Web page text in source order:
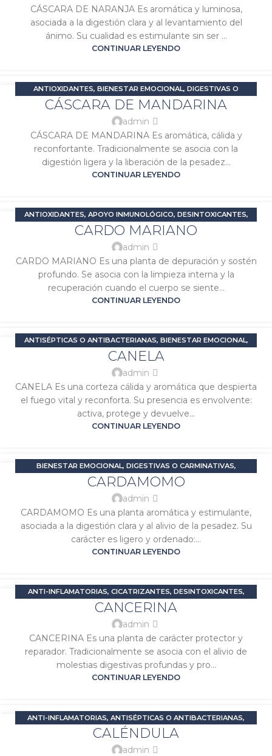
CÁSCARA DE NARANJA Es aromática y luminosa,
asociada a la digestión clara y al levantamiento del
ánimo. Su cualidad es estimulante sin ser ...
CONTINUAR LEYENDO
04 ANTIOXIDANTES, BIENESTAR EMOCIONAL, DIGESTIVAS O
CARMINATIVAS,ESTRÉS Y ANSIEDAD,PROBLEMAS DIGESTIVOS
SIGNATURA MERCURIO
CÁSCARA DE MANDARINA
admin
CÁSCARA DE MANDARINA Es aromática, cálida y
reconfortante. Tradicionalmente se asocia con la
digestión ligera y la liberación de la pesadez...
CONTINUAR LEYENDO
04ANTIOXIDANTES, APOYO INMUNOLÓGICO, DESINTOXICANTES,
PROBLEMAS DIGESTIVOS,SIGNATURA JÚPITER,SIGNATURA SOL
CARDO MARIANO
admin
CARDO MARIANO Es una planta de depuración y sostén
profundo. Se asocia con la limpieza interna y la
recuperación cuando el cuerpo se siente...
CONTINUAR LEYENDO
04ANTISÉPTICAS O ANTIBACTERIANAS, BIENESTAR EMOCIONAL,
DIGESTIVAS O CARMINATIVAS ,ESTIMULANTES O ENERGIZANTES
PROBLEMAS DIGESTIVOS,SIGNATURA MARTE
CANELA
admin
CANELA Es una corteza cálida y aromática que despierta
el fuego vital y reconforta. Su presencia es envolvente:
activa, protege y devuelve...
CONTINUAR LEYENDO
03 BIENESTAR EMOCIONAL, DIGESTIVAS O CARMINATIVAS,
ESTIMULANTES O ENERGIZANTES ,PROBLEMAS DIGESTIVOS
SIGNATURA MERCURIO
CARDAMOMO
admin
CARDAMOMO Es una planta aromática y estimulante,
asociada a la digestión clara y al alivio de la pesadez. Su
carácter es ligero y ordenado:...
CONTINUAR LEYENDO
03 ANTI-INFLAMATORIAS, CICATRIZANTES, DESINTOXICANTES,
DOLOR E INFLAMACIÓN ,PROBLEMAS DIGESTIVOS
SIGNATURA MARTE
CANCERINA
admin
CANCERINA Es una planta de carácter protector y
reparador. Tradicionalmente se asocia con el alivio de
molestias digestivas profundas y pro...
CONTINUAR LEYENDO
03 ANTI-INFLAMATORIAS, ANTISÉPTICAS O ANTIBACTERIANAS,
DOLOR E INFLAMACIÓN , SALUD DE LA PIEL
SIGNATURA SOL
CALÉNDULA
admin